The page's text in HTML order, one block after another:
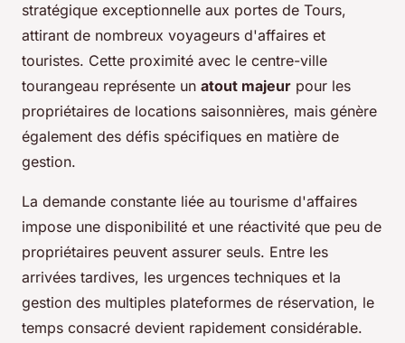
stratégique exceptionnelle aux portes de Tours,
attirant de nombreux voyageurs d'affaires et
touristes. Cette proximité avec le centre-ville
tourangeau représente un atout majeur pour les
propriétaires de locations saisonnières, mais génère
également des défis spécifiques en matière de
gestion.
La demande constante liée au tourisme d'affaires
impose une disponibilité et une réactivité que peu de
propriétaires peuvent assurer seuls. Entre les
arrivées tardives, les urgences techniques et la
gestion des multiples plateformes de réservation, le
temps consacré devient rapidement considérable.